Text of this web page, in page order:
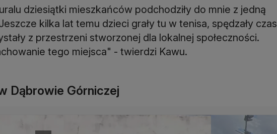
dziesiątki mieszkańców podchodziły do mnie z jedną
kilka lat temu dzieci grały tu w tenisa, spędzały czas
z przestrzeni stworzonej dla lokalnej społeczności.
tego miejsca" - twierdzi Kawu.
Dąbrowie Górniczej